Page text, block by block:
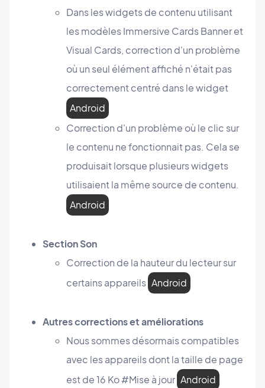
Dans les widgets de contenu utilisant
les modèles Immersive Cards Banner et
Visual Cards, correction d'un problème
où un seul élément affiché n'était pas
correctement centré dans le widget
Android
Correction d'un problème où le clic sur
le contenu ne fonctionnait pas. Cela se
produisait lorsque plusieurs widgets
utilisaient la même source de contenu.
Android
Section Son
Correction de la hauteur du lecteur sur
certains appareils Android
Autres corrections et améliorations
Nous sommes désormais compatibles
avec les appareils dont la taille de page
est de 16 Ko #Mise à jour Android